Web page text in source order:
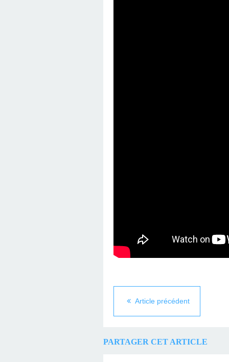
Article précédent
PARTAGER CET ARTICLE